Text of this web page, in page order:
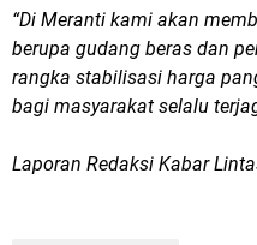
“Di Meranti kami akan
berupa gudang beras dan
rangka stabilisasi harga
bagi masyarakat selalu
Laporan Redaksi Kabar